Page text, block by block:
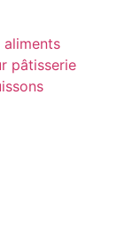
pâtisserie